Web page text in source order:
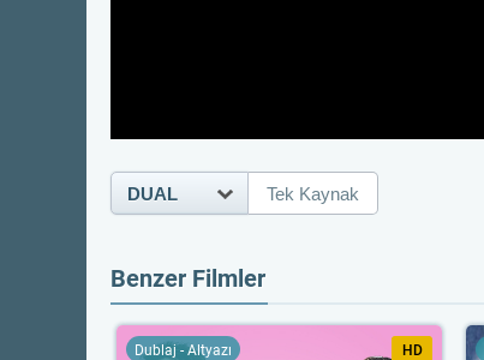
DUAL Tek Kaynak
Benzer Filmler
Dublaj - Altyazı HD